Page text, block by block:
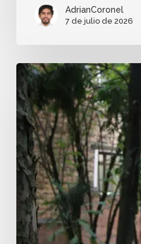
AdrianCoronel
7 de julio de 2026